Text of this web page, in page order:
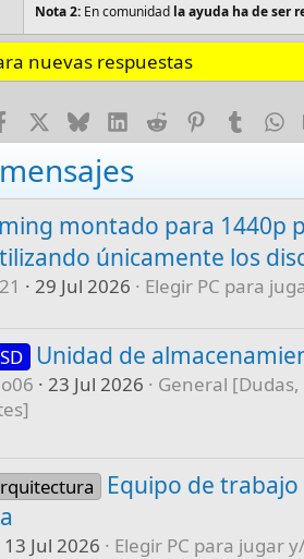
Nota 2: En comunidad la ayuda ha de ser
nuevas respuestas
FacebookBlueskyLinkedIn
RedditPinterest
montado para 1440p
únicamente los
29 Jul 2026 Elegir PC para
Unidad de
23 Jul 2026
General
Equipo de
13 Jul 2026 Elegir PC para jugar